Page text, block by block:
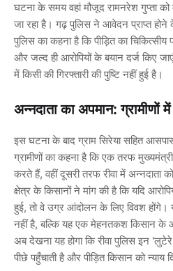
घटना के समय वहां मौजूद रामनरेश गुप्ता को
जा रहा है। गढ़ पुलिस ने आवेदन प्राप्त होने
पुलिस का कहना है कि पीड़ित का चिकित्सीय
और जल्द ही आरोपियों के बयान दर्ज किए
में किसी की गिरफ्तारी की पुष्टि नहीं हुई है।
अन्नदाता का अपमान: ग्रामीणों
इस घटना के बाद ग्राम सिरेया सहित
ग्रामीणों का कहना है कि एक तरफ
करते हैं, वहीं दूसरी तरफ रीवा में अन्नदाता
क्षेत्र के किसानों ने मांग की है कि यदि
हुई, तो वे उग्र आंदोलन के लिए विवश होंगे।
नहीं है, बल्कि यह एक मेहनतकश किसान के
अब देखना यह होगा कि रीवा पुलिस इन
पीछे पहुँचाती है और पीड़ित किसान को न्याय